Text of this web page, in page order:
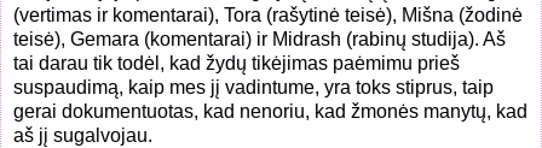
(vertimas ir komentarai), Tora (rašytinė teisė), Mišna (žodinė
teisė), Gemara (komentarai) ir Midrash (rabinų studija). Aš
tai darau tik todėl, kad žydų tikėjimas paėmimu prieš
suspaudimą, kaip mes jį vadintume, yra toks stiprus, taip
gerai dokumentuotas, kad nenoriu, kad žmonės manytų, kad
aš jį sugalvojau.